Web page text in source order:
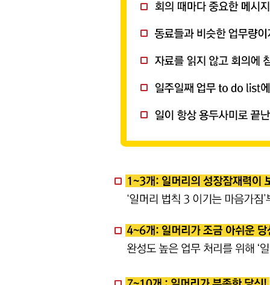
일머리 법칙 2 CHECK POINT
: 자신의 일에 주체적으로 몰두하는 사람이 성공한
33. 자신이 해야 할 일은 스스로 생각한다: 능동적
35. 돌다리를 두드리다 못해 깨뜨리는 이류: 먼저
39. ‘이번이 마지막 기회’라는 절박감을 갖는다: 절
40. 급여와 직급 이상의 일을 한다: ‘내가 없으면
: 한계와 기대를 뛰어넘으려는 자세가 승패를 가른
42. 회사에 유산을 남기자: 당신이 회사를 떠날 때
일머리 법칙 3 CHECK POINT